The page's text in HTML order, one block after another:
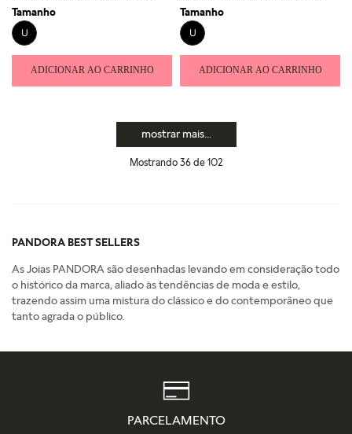
Tamanho
U
ADICIONAR AO CARRINHO
Tamanho
U
ADICIONAR AO CARRINHO
mostrar mais
Mostrando 36 de 102
PANDORA BEST SELLERS
As Joias PANDORA são desenhadas levando em consideração todo
o histórico da marca, aliado às tendências de moda e estilo,
trazendo assim uma mistura do clássico e do contemporâneo que
tanto agrada o público.
PARCELAMENTO